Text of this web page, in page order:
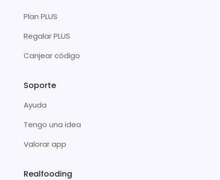
Plan PLUS
Regalar PLUS
Canjear código
Soporte
Ayuda
Tengo una idea
Valorar app
Realfooding